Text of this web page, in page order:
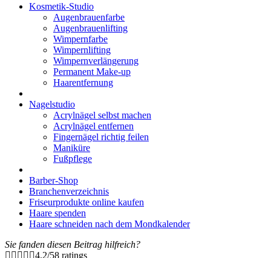
Kosmetik-Studio
Augenbrauenfarbe
Augenbrauenlifting
Wimpernfarbe
Wimpernlifting
Wimpernverlängerung
Permanent Make-up
Haarentfernung
Nagelstudio
Acrylnägel selbst machen
Acrylnägel entfernen
Fingernägel richtig feilen
Maniküre
Fußpflege
Barber-Shop
Branchenverzeichnis
Friseurprodukte online kaufen
Haare spenden
Haare schneiden nach dem Mondkalender
Sie fanden diesen Beitrag hilfreich?
4.2/58 ratings